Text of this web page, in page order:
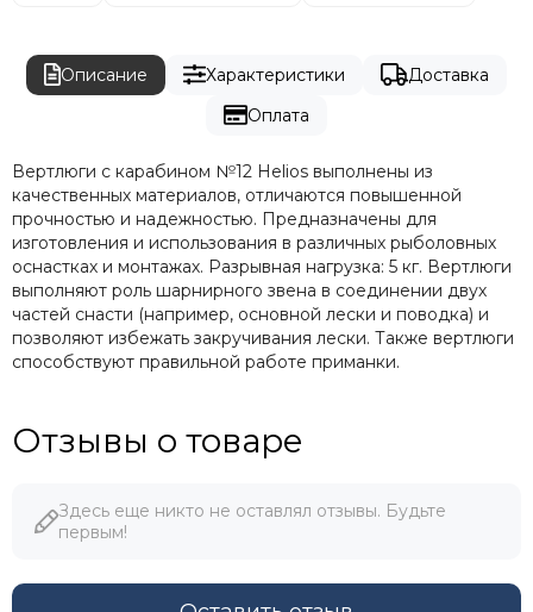
Описание Характеристики
Доставка
Оплата
Вертлюги с карабином №12 Helios выполнены из
качественных материалов, отличаются повышенной
прочностью и надежностью. Предназначены для
изготовления и использования в различных рыболовных
оснастках и монтажах. Разрывная нагрузка: 5 кг. Вертлюги
выполняют роль шарнирного звена в соединении двух
частей снасти (например, основной лески и поводка) и
позволяют избежать закручивания лески. Также вертлюги
способствуют правильной работе приманки.
Отзывы о товаре
Здесь еще никто не оставлял отзывы. Будьте
первым!